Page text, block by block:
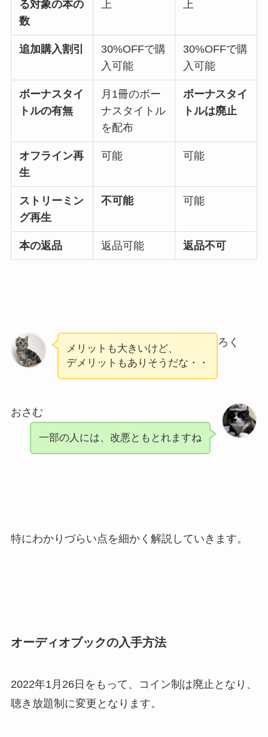
る対象の本の
数
上 上
追加購入割引
30%OFFで購
入可能
30%OFFで購
入可能
ボーナスタイ
トルの有無
月1冊のボー
ナスタイトル
を配布
ボーナスタイ
トルは廃止
オフライン再
生
可能 可能
ストリーミン
グ再生
不可能 可能
本の返品 返品可能 返品不可
ろく
メリットも大きいけど、
デメリットもありそうだな・・
おさむ
一部の人には、改悪ともとれますね
特にわかりづらい点を細かく解説していきます。
オーディオブックの入手方法
2022年1月26日をもって、コイン制は廃止となり、
聴き放題制に変更となります。